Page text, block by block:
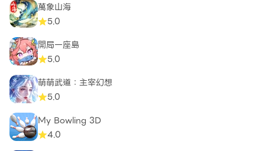
萬象山海
5.0
開局一座島
5.0
萌萌武道：主宰幻想
5.0
My Bowling 3D
4.0